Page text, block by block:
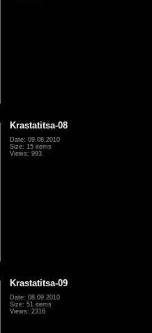
Krastatitsa-08
Date: 09.08.2010
Size: 15 items
Views: 993
Krastatitsa-09
Date: 08.09.2010
Size: 51 items
Views: 2316